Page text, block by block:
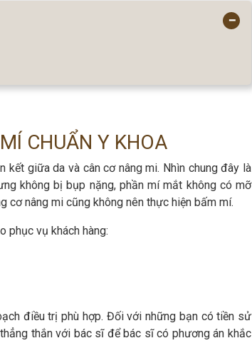
−
CHUẨN Y KHOA
giữa da và cân cơ nâng mi. Nhìn chung đây là
không bị bụp nặng, phần mí mắt không có mỡ
cơ nâng mi cũng không nên thực hiện bấm mí.
phục vụ khách hàng:
điều trị phù hợp. Đối với những bạn có tiền sử
thắn với bác sĩ để bác sĩ có phương án khắc